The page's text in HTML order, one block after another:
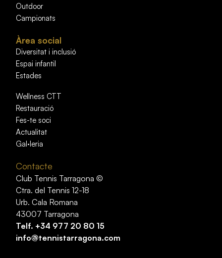
Outdoor
Campionats
Àrea social
Diversitat i inclusió
Espai infantil
Estades
Wellness CTT
Restauració
Fes-te soci
Actualitat
Gal·leria
Contacte
Club Tennis Tarragona ©
Ctra. del Tennis 12-18
Urb. Cala Romana
43007 Tarragona
Telf. +34 977 20 80 15
info@tennistarragona.com